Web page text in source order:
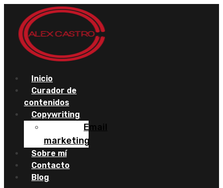
contenido
Inicio
Curador de
contenidos
Copywriting
Email
marketing
Sobre mí
Contacto
Blog